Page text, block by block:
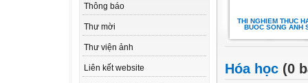
Thông báo
Thư mời
Thư viện ảnh
Liên kết website
THI NGHIEM THUC
BUOC SONG ANH
Hóa học (0